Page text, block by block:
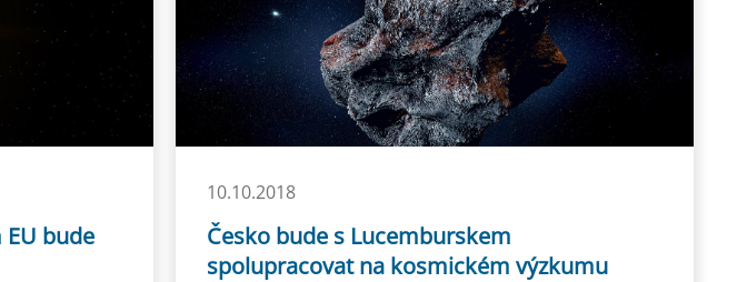
bude
10.10.2018
Česko bude s Lucemburskem
spolupracovat na kosmickém výzkumu